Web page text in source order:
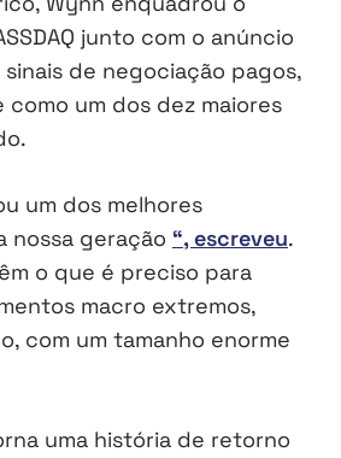
junto com o anúncio
de negociação pagos,
um dos dez maiores
um dos melhores
nossa geração “, escreveu.
o que é preciso para
macro extremos,
com um tamanho enorme
uma história de retorno